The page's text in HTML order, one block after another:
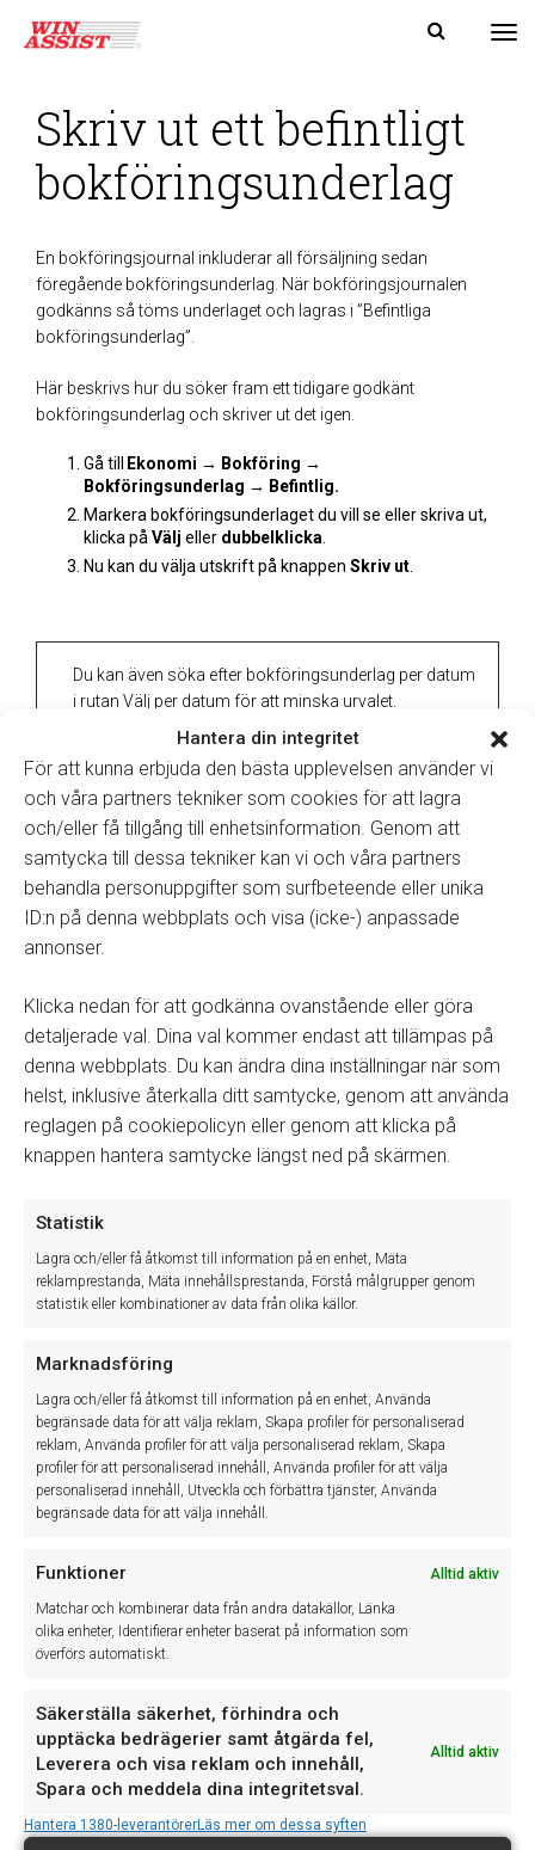
Hantera din integritet
För att kunna erbjuda den bästa upplevelsen använder vi
och våra partners tekniker som cookies för att lagra
och/eller få tillgång till enhetsinformation. Genom att
samtycka till dessa tekniker kan vi och våra partners
behandla personuppgifter som surfbeteende eller unika
ID:n på denna webbplats och visa (icke-) anpassade
annonser.
Klicka nedan för att godkänna ovanstående eller göra
detaljerade val. Dina val kommer endast att tillämpas på
denna webbplats. Du kan ändra dina inställningar när som
helst, inklusive återkalla ditt samtycke, genom att använda
reglagen på cookiepolicyn eller genom att klicka på
knappen hantera samtycke längst ned på skärmen.
Statistik
Lagra och/eller få åtkomst till information på en enhet, Mäta
reklamprestanda, Mäta innehållsprestanda, Förstå målgrupper genom
statistik eller kombinationer av data från olika källor.
Marknadsföring
Lagra och/eller få åtkomst till information på en enhet, Använda
begränsade data för att välja reklam, Skapa profiler för personaliserad
reklam, Använda profiler för att välja personaliserad reklam, Skapa
profiler för att personaliserad innehåll, Använda profiler för att välja
personaliserad innehåll, Utveckla och förbättra tjänster, Använda
begränsade data för att välja innehåll.
Funktioner Alltid aktiv
Matchar och kombinerar data från andra datakällor, Länka
olika enheter, Identifierar enheter baserat på information som
överförs automatiskt.
Säkerställa säkerhet, förhindra och
upptäcka bedrägerier samt åtgärda fel,
Leverera och visa reklam och innehåll,
Spara och meddela dina integritetsval.
Alltid aktiv
Hantera 1380-leverantörerLäs mer om dessa syften
Skriv ut ett befintligt
bokföringsunderlag
En bokföringsjournal inkluderar all försäljning sedan
föregående bokföringsunderlag. När bokföringsjournalen
godkänns så töms underlaget och lagras i ”Befintliga
bokföringsunderlag”.
Här beskrivs hur du söker fram ett tidigare godkänt
bokföringsunderlag och skriver ut det igen.
Gå till Ekonomi → Bokföring →
Bokföringsunderlag → Befintlig.
Markera bokföringsunderlaget du vill se eller skriva ut,
klicka på Välj eller dubbelklicka
Nu kan du välja utskrift på knappen Skriv ut
Du kan även söka efter bokföringsunderlag per datum
i rutan Välj per datum för att minska urvalet.
För att ta fram informationen retroaktivt om
försäljningen kan du även ta fram försäljningsrapport
på samma datumperiod som bokföringsunderlaget.
Här kan du även se mer detaljerad information om
Tillbaka till manualer
Winassist system AB utvecklar och levererar IT-baserade system
som effektiviserar det dagliga arbetet inom den svenska
kunder till mer lönsam och effektivare verksamhet.
Cookie Policy (EU)
Sekretessinformation
Senaste nytt
20
JUL
Vi upplever just nu ett driftfel som påverkar teknikerappen,
vilket kan medföra att det inte går...